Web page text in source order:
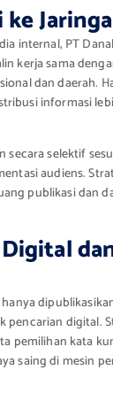
internal, PT
kerja sama
dan daerah.
informasi
secara selektif
audiens.
publikasi dan
hanya
pencarian digital.
pemilihan kata
saing di mesin